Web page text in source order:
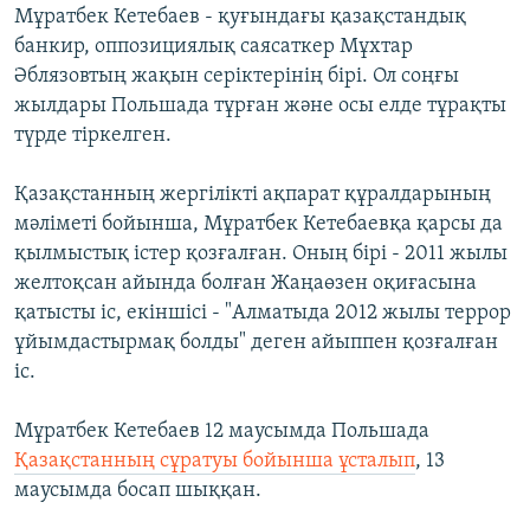
Мұратбек Кетебаев - қуғындағы қазақстандық
банкир, оппозициялық саясаткер Мұхтар
Әблязовтың жақын серіктерінің бірі. Ол соңғы
жылдары Польшада тұрған және осы елде тұрақты
түрде тіркелген.
Қазақстанның жергілікті ақпарат құралдарының
мәліметі бойынша, Мұратбек Кетебаевқа қарсы да
қылмыстық істер қозғалған. Оның бірі - 2011 жылы
желтоқсан айында болған Жаңаөзен оқиғасына
қатысты іс, екіншісі - "Алматыда 2012 жылы террор
ұйымдастырмақ болды" деген айыппен қозғалған
іс.
Мұратбек Кетебаев 12 маусымда Польшада
Қазақстанның сұратуы бойынша ұсталып, 13
маусымда босап шыққан.